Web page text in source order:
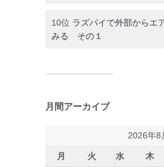
10位 ラズパイで外部からエ
みる その１
月間アーカイブ
2026年8
月 火 水 木